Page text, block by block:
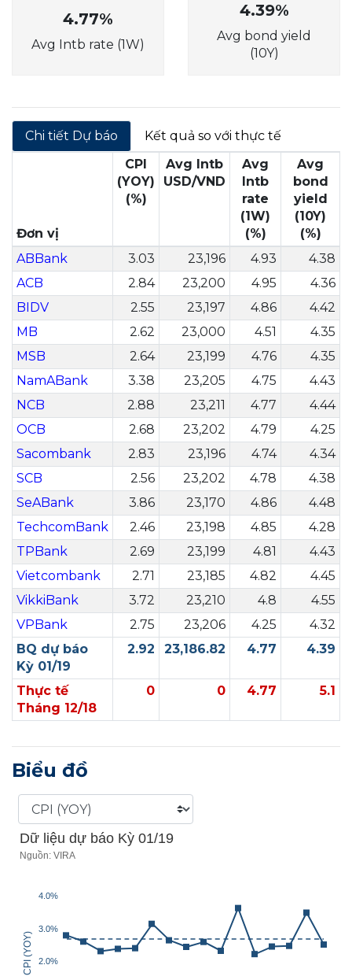
4.77%
Avg Intb rate (1W)
4.39%
Avg bond yield
(10Y)
Chi tiết Dự báo Kết quả so với thực tế
Đơn vị
CPI
(YOY)
(%)
Avg Intb
USD/VND
Avg
Intb
rate
(1W)
(%)
Avg
bond
yield
(10Y)
(%)
ABBank
3.03 23,196 4.93
4.38
ACB
2.84 23,200 4.95
4.36
BIDV
2.55 23,197 4.86
4.42
MB
2.62 23,000 4.51
4.35
MSB
2.64 23,199 4.76
4.35
NamABank
3.38 23,205 4.75
4.43
NCB
2.88 23,211 4.77
4.44
OCB
2.68 23,202 4.79
4.25
Sacombank
2.83 23,196 4.74
4.34
SCB
2.56 23,202 4.78
4.38
SeABank
3.86 23,170 4.86
4.48
TechcomBank
2.46 23,198 4.85
4.28
TPBank
2.69 23,199 4.81
4.43
Vietcombank
2.71 23,185 4.82
4.45
VikkiBank
3.72 23,210 4.8
4.55
VPBank
2.75 23,206 4.25
4.32
BQ dự báo
Kỳ 01/19
2.92 23,186.82 4.77 4.39
Thực tế
Tháng 12/18
0 0 4.77 5.1
Biểu đồ
CPI (YOY)
Dữ liệu dự báo Kỳ 01/19
Nguồn: VIRA
2.0%
3.0%
4.0%